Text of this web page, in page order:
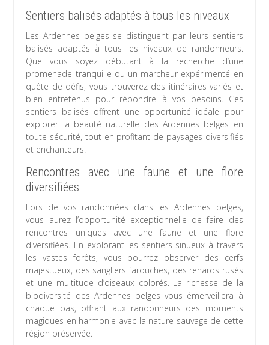
Sentiers balisés adaptés à tous les niveaux
Les Ardennes belges se distinguent par leurs sentiers
balisés adaptés à tous les niveaux de randonneurs.
Que vous soyez débutant à la recherche d’une
promenade tranquille ou un marcheur expérimenté en
quête de défis, vous trouverez des itinéraires variés et
bien entretenus pour répondre à vos besoins. Ces
sentiers balisés offrent une opportunité idéale pour
explorer la beauté naturelle des Ardennes belges en
toute sécurité, tout en profitant de paysages diversifiés
et enchanteurs.
Rencontres avec une faune et une flore
diversifiées
Lors de vos randonnées dans les Ardennes belges,
vous aurez l’opportunité exceptionnelle de faire des
rencontres uniques avec une faune et une flore
diversifiées. En explorant les sentiers sinueux à travers
les vastes forêts, vous pourrez observer des cerfs
majestueux, des sangliers farouches, des renards rusés
et une multitude d’oiseaux colorés. La richesse de la
biodiversité des Ardennes belges vous émerveillera à
chaque pas, offrant aux randonneurs des moments
magiques en harmonie avec la nature sauvage de cette
région préservée.